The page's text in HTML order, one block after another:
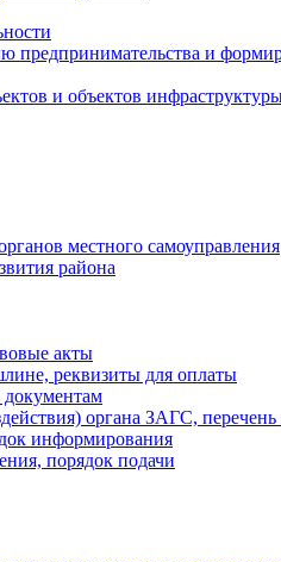
предпринимательства и
и объектов
местного самоуправления
района
акты
реквизиты для оплаты
документам
органа ЗАГС,
информирования
порядок подачи